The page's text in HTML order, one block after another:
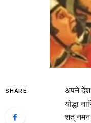
SHARE
अपने देश
योद्धा
शत् नमन